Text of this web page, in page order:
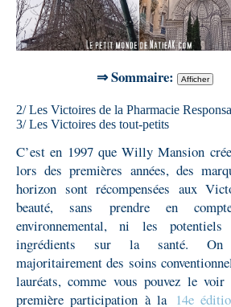
⇒ Sommaire:
2/ Les Victoires de la Pharmacie
3/ Les Victoires des tout-petits
C’est en 1997 que Willy Mansion
lors des premières années, des
horizon sont récompensées aux
beauté, sans prendre en
environnemental, ni les
ingrédients sur la santé. On
majoritairement des soins
lauréats, comme vous pouvez le
première participation à la 14e